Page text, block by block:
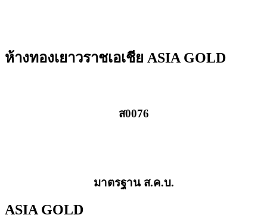
ห้างทองเยาวราชเอเชีย ASIA GOLD
ส0076
มาตรฐาน ส.ค.บ.
ASIA GOLD